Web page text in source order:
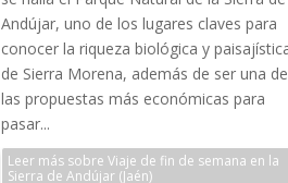
Andújar, uno de los lugares claves para
conocer la riqueza biológica y
de Sierra Morena, además de ser una de
las propuestas más económicas para
pasar...
Leer más sobre Viaje de fin de semana en la
Sierra de Andújar (Jaén)